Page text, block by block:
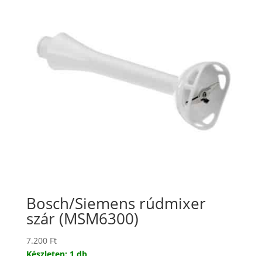
Bosch/Siemens rúdmixer
szár (MSM6300)
7.200 Ft